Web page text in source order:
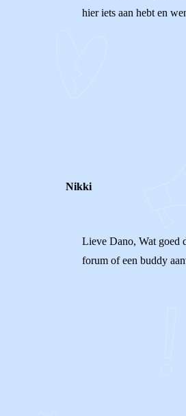
hier iets aan hebt en
Nikki
Lieve Dano, Wat goed
forum of een buddy